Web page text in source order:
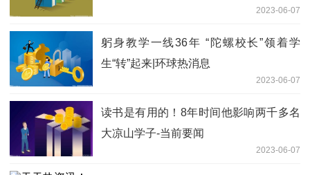
2023-06-07
躬身教学一线36年 “陀螺校长”领着学
生“转”起来|环球热消息
2023-06-07
读书是有用的！8年时间他影响两千多名
大凉山学子-当前要闻
2023-06-07